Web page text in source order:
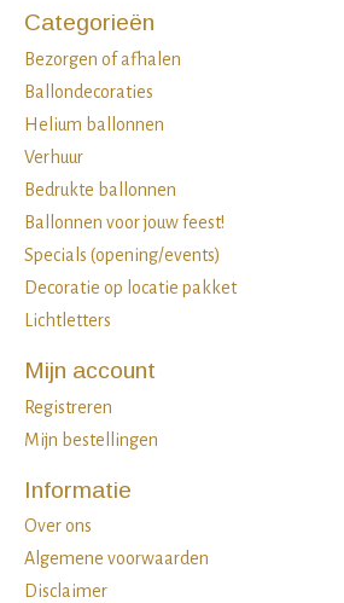
Categorieën
Bezorgen of afhalen
Ballondecoraties
Helium ballonnen
Verhuur
Bedrukte ballonnen
Ballonnen voor jouw feest!
Specials (opening/events)
Decoratie op locatie pakket
Lichtletters
Mijn account
Registreren
Mijn bestellingen
Informatie
Over ons
Algemene voorwaarden
Disclaimer